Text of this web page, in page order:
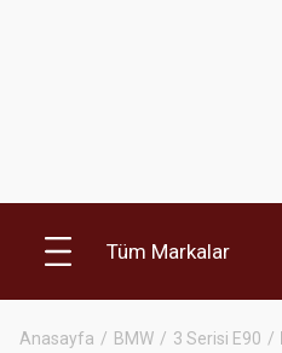
Tüm Markalar
Anasayfa BMW 3 Serisi E90